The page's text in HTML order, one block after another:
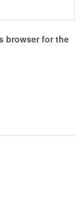
browser for the